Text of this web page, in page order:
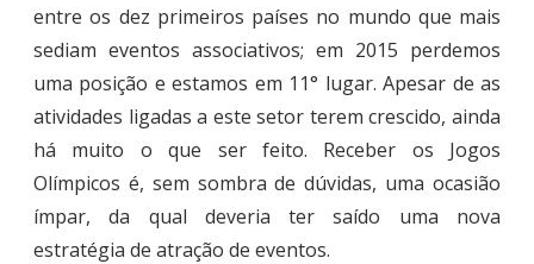
entre os dez primeiros países no mundo que mais
sediam eventos associativos; em 2015 perdemos
uma posição e estamos em 11° lugar. Apesar de as
atividades ligadas a este setor terem crescido, ainda
há muito o que ser feito. Receber os Jogos
Olímpicos é, sem sombra de dúvidas, uma ocasião
ímpar, da qual deveria ter saído uma nova
estratégia de atração de eventos.